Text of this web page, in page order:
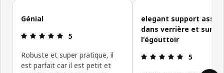
Ignorer les avis des clients
Génial
Avis: 5 sur 5 étoiles.
5
Robuste et super pratique, il
est parfait car il est petit et
elegant support
dans verrière et sur
l'égouttoir
Avis: 5 sur
5